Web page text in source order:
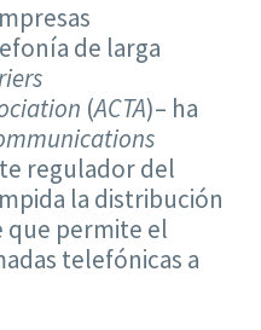
de larga
(ACTA)– ha
regulador del
la distribución
que permite el
telefónicas a